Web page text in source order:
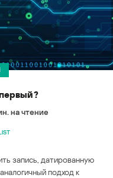
на чтение
запись, датированную
подход к